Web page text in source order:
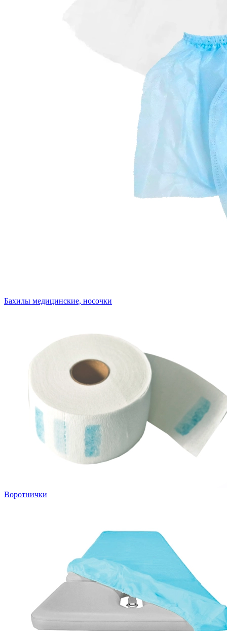
Бахилы медицинские, носочки
Воротнички